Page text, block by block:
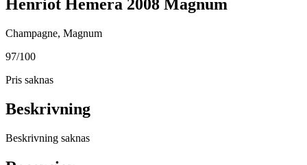
Henriot Hemera 2008 Magnum
Champagne, Magnum
97/100
Pris saknas
Beskrivning
Beskrivning saknas